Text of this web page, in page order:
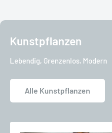
Kunstpflanzen
Lebendig, Grenzenlos, Modern
Alle Kunstpflanzen